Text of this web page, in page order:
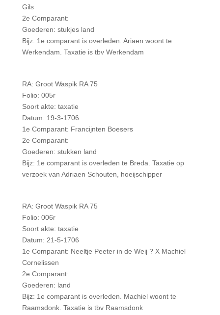
Gils
2e Comparant:
Goederen: stukjes land
Bijz: 1e comparant is overleden. Ariaen woont te
Werkendam. Taxatie is tbv Werkendam
RA: Groot Waspik RA 75
Folio: 005r
Soort akte: taxatie
Datum: 19-3-1706
1e Comparant: Francijnten Boesers
2e Comparant:
Goederen: stukken land
Bijz: 1e comparant is overleden te Breda. Taxatie op
verzoek van Adriaen Schouten, hoeijschipper
RA: Groot Waspik RA 75
Folio: 006r
Soort akte: taxatie
Datum: 21-5-1706
1e Comparant: Neeltje Peeter in de Weij ? X Machiel
Cornelissen
2e Comparant:
Goederen: land
Bijz: 1e comparant is overleden. Machiel woont te
Raamsdonk. Taxatie is tbv Raamsdonk